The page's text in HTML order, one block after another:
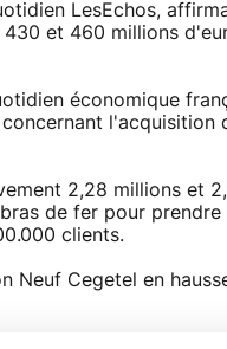
LesEchos,
et 460 millions
économique
l'acquisition
2,28 millions et
de fer pour
clients.
Cegetel en